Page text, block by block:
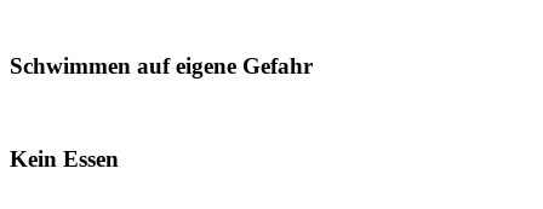
Schwimmen auf eigene Gefahr
Kein Essen